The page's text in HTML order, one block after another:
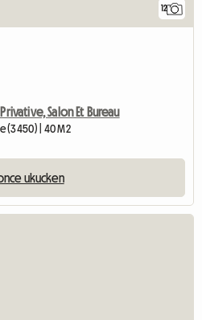
12
Salon Et Bureau
(3450) | 40 M2
ukucken